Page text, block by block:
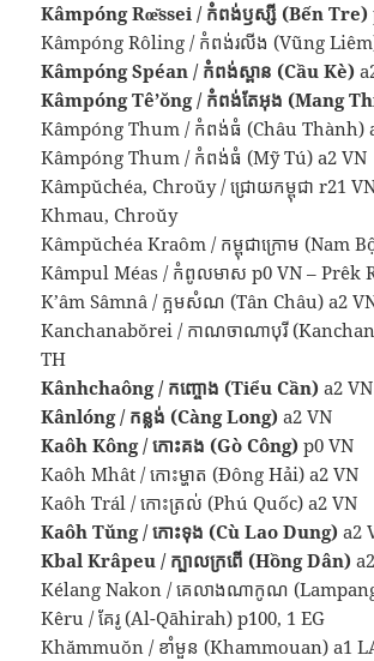
Kâmpóng Rœ̆ssei / កំពង់ឫស្សី (Bến Tre)
Kâmpóng Rôling / កំពង់រលីង (Vũng
Kâmpóng Spéan / កំពង់ស្ពាន (Cầu Kè)
Kâmpóng Tê’ŏng / កំពង់តែអុង (Mang
Kâmpóng Thum / កំពង់ធំ (Châu Thành)
Kâmpóng Thum / កំពង់ធំ (Mỹ Tú) a2 VN
Kâmpŭchéa, Chroŭy / ជ្រោយកម្ពុជា r21
Khmau, Chroŭy
Kâmpŭchéa Kraôm / កម្ពុជាក្រោម (Nam
Kâmpul Méas / កំពូលមាស p0 VN – Prêk
K’âm Sâmnâ / ក្អមសំណ (Tân Châu) a2
Kanchanabŏrei / កាណចាណាបុរី
TH
Kânhchaông / កញ្ចោង (Tiểu Cần) a2 VN
Kânlóng / កន្លង់ (Càng Long) a2 VN
Kaôh Kông / កោះគង (Gò Công) p0 VN
Kaôh Mhât / កោះម្ហាត (Đông Hải) a2 VN
Kaôh Trál / កោះត្រល់ (Phú Quốc) a2 VN
Kaôh Tŭng / កោះទុង (Cù Lao Dung) a2
Kbal Krâpeu / ក្បាលក្រពើ (Hồng Dân)
Kélang Nakon / គេលាងណាកូណ
Kêru / គែរូ (Al-Qāhirah) p100, 1 EG
Khămmuŏn / ខាំមួន (Khammouan) a1